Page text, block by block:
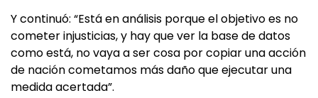
Y continuó: “Está en análisis porque el objetivo es no
cometer injusticias, y hay que ver la base de datos
como está, no vaya a ser cosa por copiar una acción
de nación cometamos más daño que ejecutar una
medida acertada”.